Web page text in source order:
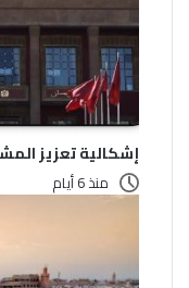
إشكالية تعزيز
منذ 6 أيام